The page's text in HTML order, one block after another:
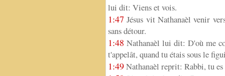
lui dit: Viens et vois.
1:47 Jésus vit Nathanaèl venir
sans détour.
1:48 Nathanaèl lui dit: D'où me
t'appelât, quand tu étais sous le
1:49Nathanaèl reprit: Rabbi, tu